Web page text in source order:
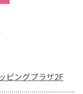
ピングプラザ2F